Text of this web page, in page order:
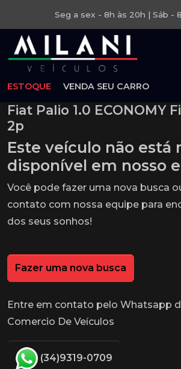
Seg a sex - 8h às 20h | Sáb -
ESTOQUE VENDA SEU CARRO
Fiat Palio 1.0 ECONOMY
2p
Este veículo não está
disponível em nosso
Você pode fazer uma nova busca
contato com nossa equipe para
dos seus sonhos!
Fazer uma nova busca
Entre em contato pelo Whatsapp
Comercio De Veículos
(34)9319-0709